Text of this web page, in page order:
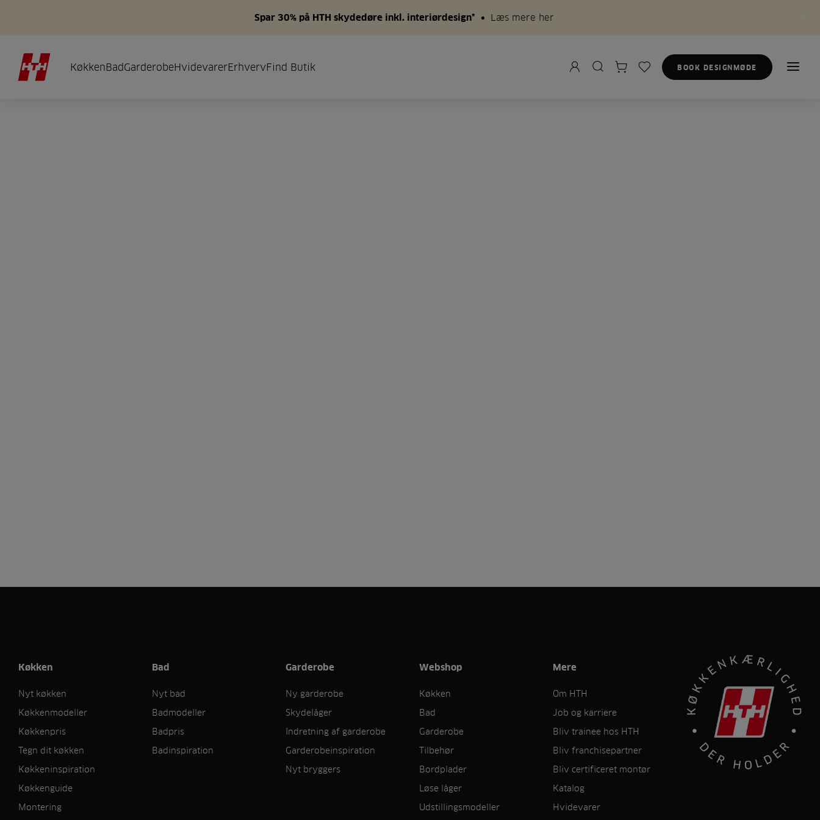
Spar 30% på HTH skydedøre inkl. interiørdesign* Læs mere her
KøkkenBadGarderobeHvidevarerErhvervFind Butik BOOK DESIGNMØDE
Køkken
Nyt køkken
Køkkenmodeller
Køkkenpris
Tegn dit køkken
Køkkeninspiration
Køkkenguide
Montering
Bad
Nyt bad
Badmodeller
Badpris
Badinspiration
Garderobe
Ny garderobe
Skydelåger
Indretning af garderobe
Garderobeinspiration
Nyt bryggers
Webshop
Køkken
Bad
Garderobe
Tilbehør
Bordplader
Løse låger
Udstillingsmodeller
Mere
Om HTH
Job og karriere
Bliv trainee hos HTH
Bliv franchisepartner
Bliv certificeret montør
Katalog
Hvidevarer